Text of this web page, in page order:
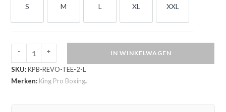
S
S
M
M
L
L
XL
XL
XXL
XXL
Pro
Boxing
- + IN WINKELWAGEN
SKU:KPB-REVO-TEE-2-L
Merken: King Pro Boxing.